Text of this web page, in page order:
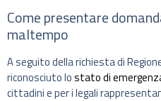
Come presentare
maltempo
A seguito della richiesta di
riconosciuto lostato di
cittadini e per i legali